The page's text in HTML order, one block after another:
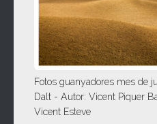
Fotos guanyadores mes de
Dalt - Autor: Vicent Piquer
Vicent Esteve